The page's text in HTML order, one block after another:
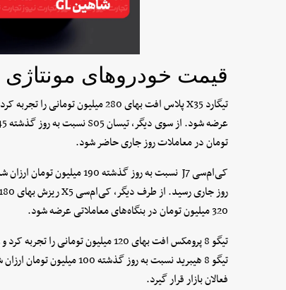
قیمت خودروهای مونتاژی
تومان در معاملات روز جاری حاضر شود.
320 میلیون تومان در بنگاه‌های معاملاتی عرضه شود.
فعالان بازار قرار گیرد.